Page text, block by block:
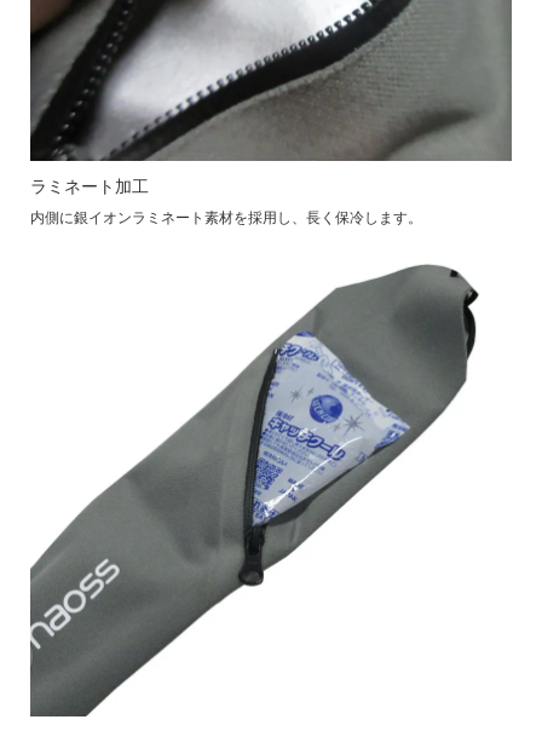
ラミネート加工
内側に銀イオンラミネート素材を採用し、長く保冷します。